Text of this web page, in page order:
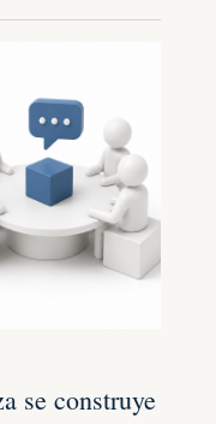
se construye